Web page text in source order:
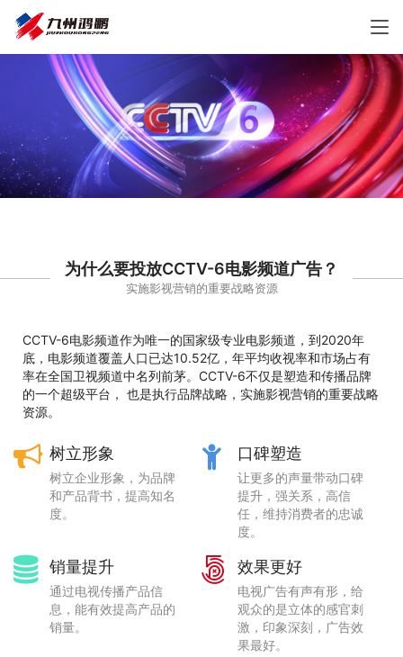
为什么要投放CCTV-6电影频道广告？
实施影视营销的重要战略资源
CCTV-6电影频道作为唯一的国家级专业电影频道，到2020年
底，电影频道覆盖人口已达10.52亿，年平均收视率和市场占有
率在全国卫视频道中名列前茅。CCTV-6不仅是塑造和传播品牌
的一个超级平台， 也是执行品牌战略，实施影视营销的重要战略
资源。
树立形象
树立企业形象，为品牌
和产品背书，提高知名
度。
口碑塑造
让更多的声量带动口碑
提升，强关系，高信
任，维持消费者的忠诚
度。
销量提升
通过电视传播产品信
息，能有效提高产品的
销量。
效果更好
电视广告有声有形，给
观众的是立体的感官刺
激，印象深刻，广告效
果最好。